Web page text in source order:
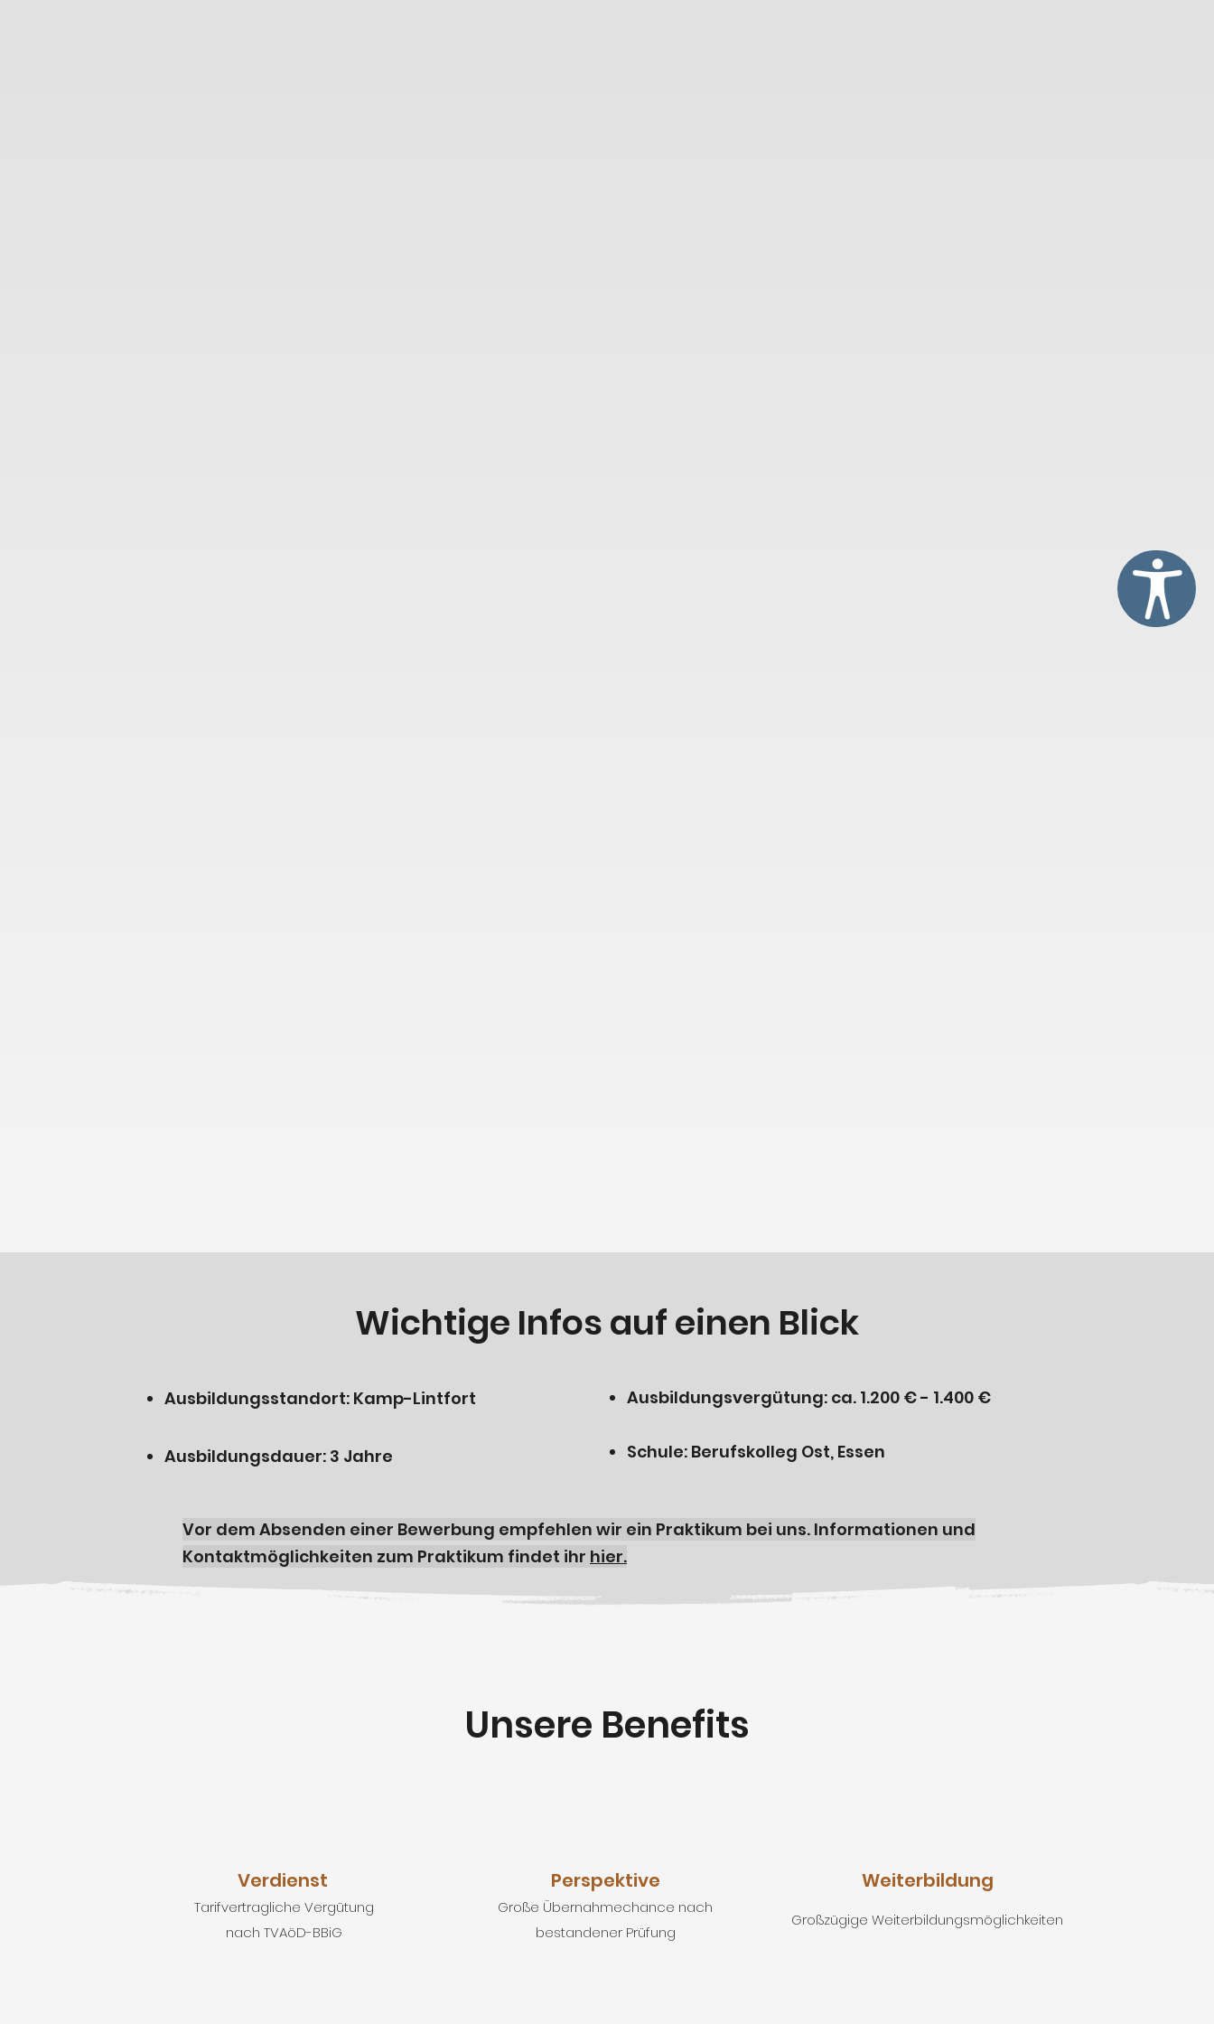
Wichtige Infos auf einen Blick
Ausbildungsstandort: Kamp-Lintfort
Ausbildungsdauer: 3 Jahre
Ausbildungsvergütung: ca. 1.200 € - 1.400 €
Schule: Berufskolleg Ost, Essen
Vor dem Absenden einer Bewerbung empfehlen wir ein Praktikum bei uns. Informationen und
Kontaktmöglichkeiten zum Praktikum findet ihr hier.
Unsere Benefits
Verdienst Perspektive Weiterbildung
Tarifvertragliche Vergütung
nach TVAöD-BBiG
Großzügige Weiterbildungsmöglichkeiten
Große Übernahmechance nach
bestandener Prüfung